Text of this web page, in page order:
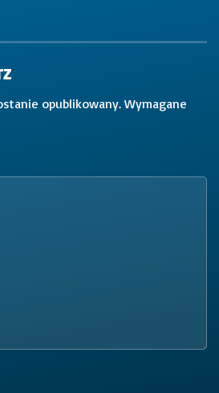
opublikowany. Wymagane